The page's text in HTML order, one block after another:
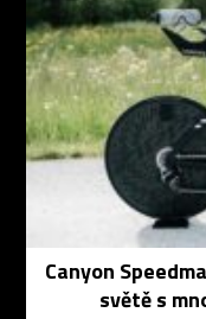
Canyon
světě s